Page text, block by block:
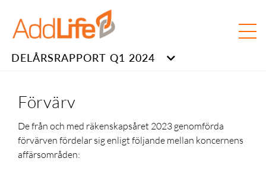
DELÅRSRAPPORT Q1 2024
Förvärv
De från och med räkenskapsåret 2023 genomförda
förvärven fördelar sig enligt följande mellan koncernens
affärsområden: